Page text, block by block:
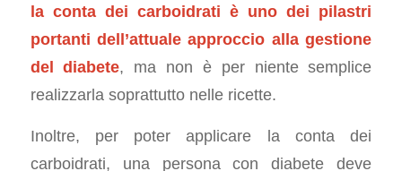
la conta dei carboidrati è uno dei pilastri
portanti dell’attuale approccio alla gestione
del diabete, ma non è per niente semplice
realizzarla soprattutto nelle ricette.
Inoltre, per poter applicare la conta dei
carboidrati, una persona con diabete deve